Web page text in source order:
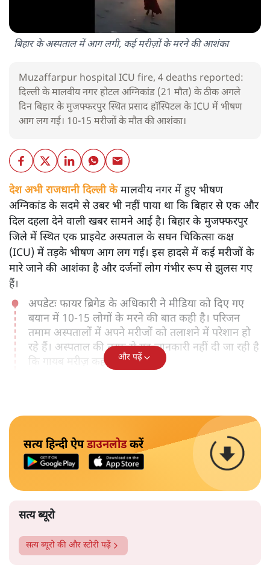
बिहार के अस्पताल में आग लगी, कई मरीज़ों के मरने की आशंका
Muzaffarpur hospital ICU fire, 4 deaths reported:
दिल्ली के मालवीय नगर होटल अग्निकांड (21 मौत) के ठीक अगले
दिन बिहार के मुजफ्फरपुर स्थित प्रसाद हॉस्पिटल के ICU में भीषण
आग लग गई। 10-15 मरीजों के मौत की आशंका।
देश अभी राजधानी दिल्ली केमालवीय नगर में हुए भीषण
अग्निकांड के सदमे से उबर भी नहीं पाया था कि बिहार से एक और
दिल दहला देने वाली खबर सामने आई है। बिहार के मुजफ्फरपुर
जिले में स्थित एक प्राइवेट अस्पताल के सघन चिकित्सा कक्ष
(ICU) में तड़के भीषण आग लग गई। इस हादसे में कई मरीजों के
मारे जाने की आशंका है और दर्जनों लोग गंभीर रूप से झुलस गए
हैं।
अपडेटः फायर ब्रिगेड के अधिकारी ने मीडिया को दिए गए
बयान में 10-15 लोगों के मरने की बात कही है। परिजन
तमाम अस्पतालों में अपने मरीजों को तलाशने में परेशान हो
रहे हैं। अस्पताल की तरफ से यह जानकारी नहीं दी जा रही है
कि गायब मरीज़ कहां हैं।और पढ़ें
सत्य हिन्दी ऐपडाउनलोडकरें
सत्य ब्यूरो
सत्य ब्यूरो की और स्टोरी पढ़ें